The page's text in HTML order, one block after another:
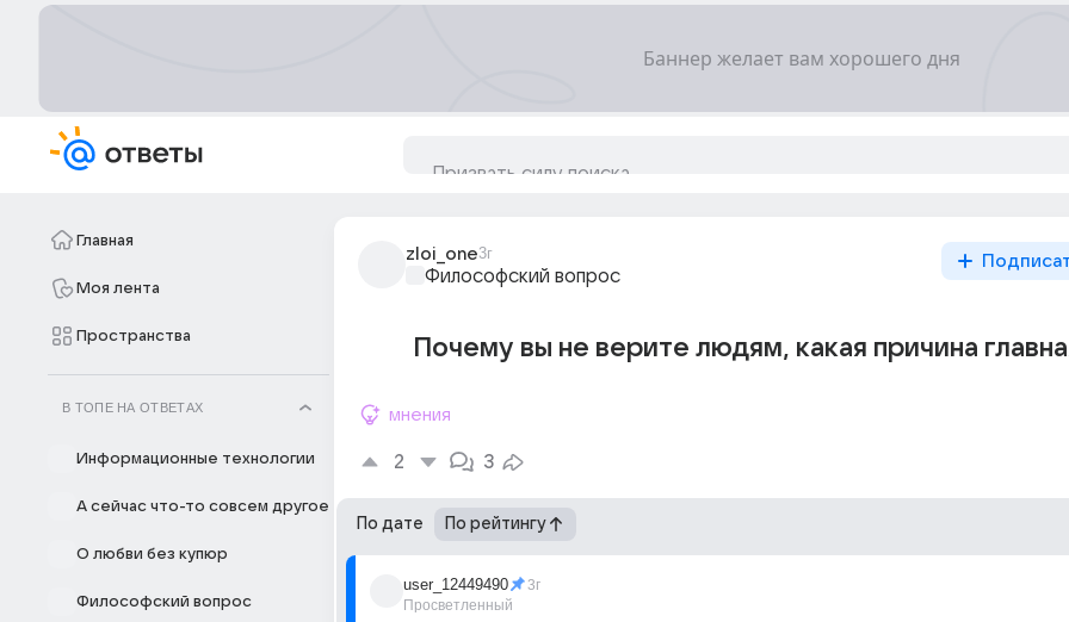
Главная
Моя лента
Пространства
В ТОПЕ НА ОТВЕТАХ
Информационные технологии
А сейчас что-то совсем другое
О любви без купюр
Философский вопрос
zloi_one3г
Философский вопрос
Почему вы не верите людям, какая причина
мнения
2 3
По дате По рейтингу
user_12449490
Просветленный
3г